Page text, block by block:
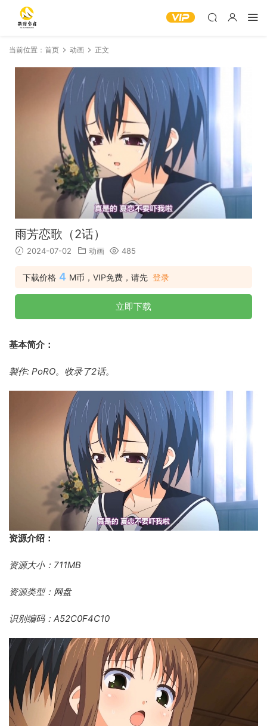
当前位置： 首页 动画 正文
雨芳恋歌（2话）
2024-07-02 动画 485
下载价格 4 M币，VIP免费，请先 登录
立即下载
基本简介：
製作: PoRO。收录了2话。
资源介绍：
资源大小：711MB
资源类型：网盘
识别编码：A52C0F4C10